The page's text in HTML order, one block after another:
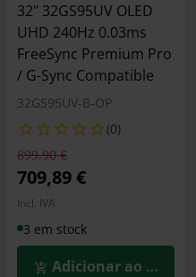
32" 32GS95UV OLED
UHD 240Hz 0.03ms
FreeSync Premium Pro
/ G-Sync Compatible
32GS95UV-B-OP
(0)
Preço reduzido de
899,90 €para
709,89 €
Incl. IVA
3 em stock
Adicionar ao